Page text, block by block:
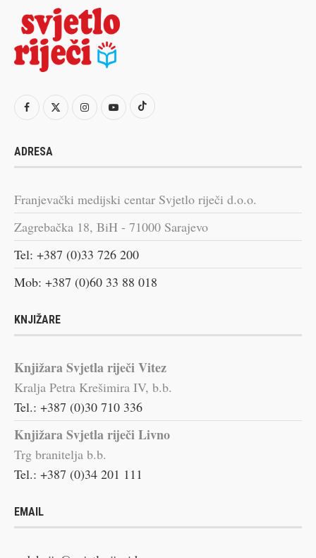
ADRESA
Franjevački medijski centar Svjetlo riječi d.o.o.
Zagrebačka 18, BiH - 71000 Sarajevo
Tel: +387 (0)33 726 200
Mob: +387 (0)60 33 88 018
KNJIŽARE
Knjižara Svjetla riječi Vitez
Kralja Petra Krešimira IV, b.b.
Tel.: +387 (0)30 710 336
Knjižara Svjetla riječi Livno
Trg branitelja b.b.
Tel.: +387 (0)34 201 111
EMAIL